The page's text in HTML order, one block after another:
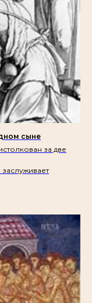
сыне
за две